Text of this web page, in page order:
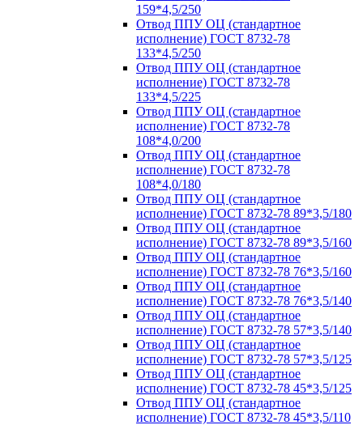
159*4,5/250
Отвод ППУ ОЦ (стандартное
исполнение) ГОСТ 8732-78
133*4,5/250
Отвод ППУ ОЦ (стандартное
исполнение) ГОСТ 8732-78
133*4,5/225
Отвод ППУ ОЦ (стандартное
исполнение) ГОСТ 8732-78
108*4,0/200
Отвод ППУ ОЦ (стандартное
исполнение) ГОСТ 8732-78
108*4,0/180
Отвод ППУ ОЦ (стандартное
исполнение) ГОСТ 8732-78 89*3,5/180
Отвод ППУ ОЦ (стандартное
исполнение) ГОСТ 8732-78 89*3,5/160
Отвод ППУ ОЦ (стандартное
исполнение) ГОСТ 8732-78 76*3,5/160
Отвод ППУ ОЦ (стандартное
исполнение) ГОСТ 8732-78 76*3,5/140
Отвод ППУ ОЦ (стандартное
исполнение) ГОСТ 8732-78 57*3,5/140
Отвод ППУ ОЦ (стандартное
исполнение) ГОСТ 8732-78 57*3,5/125
Отвод ППУ ОЦ (стандартное
исполнение) ГОСТ 8732-78 45*3,5/125
Отвод ППУ ОЦ (стандартное
исполнение) ГОСТ 8732-78 45*3,5/110